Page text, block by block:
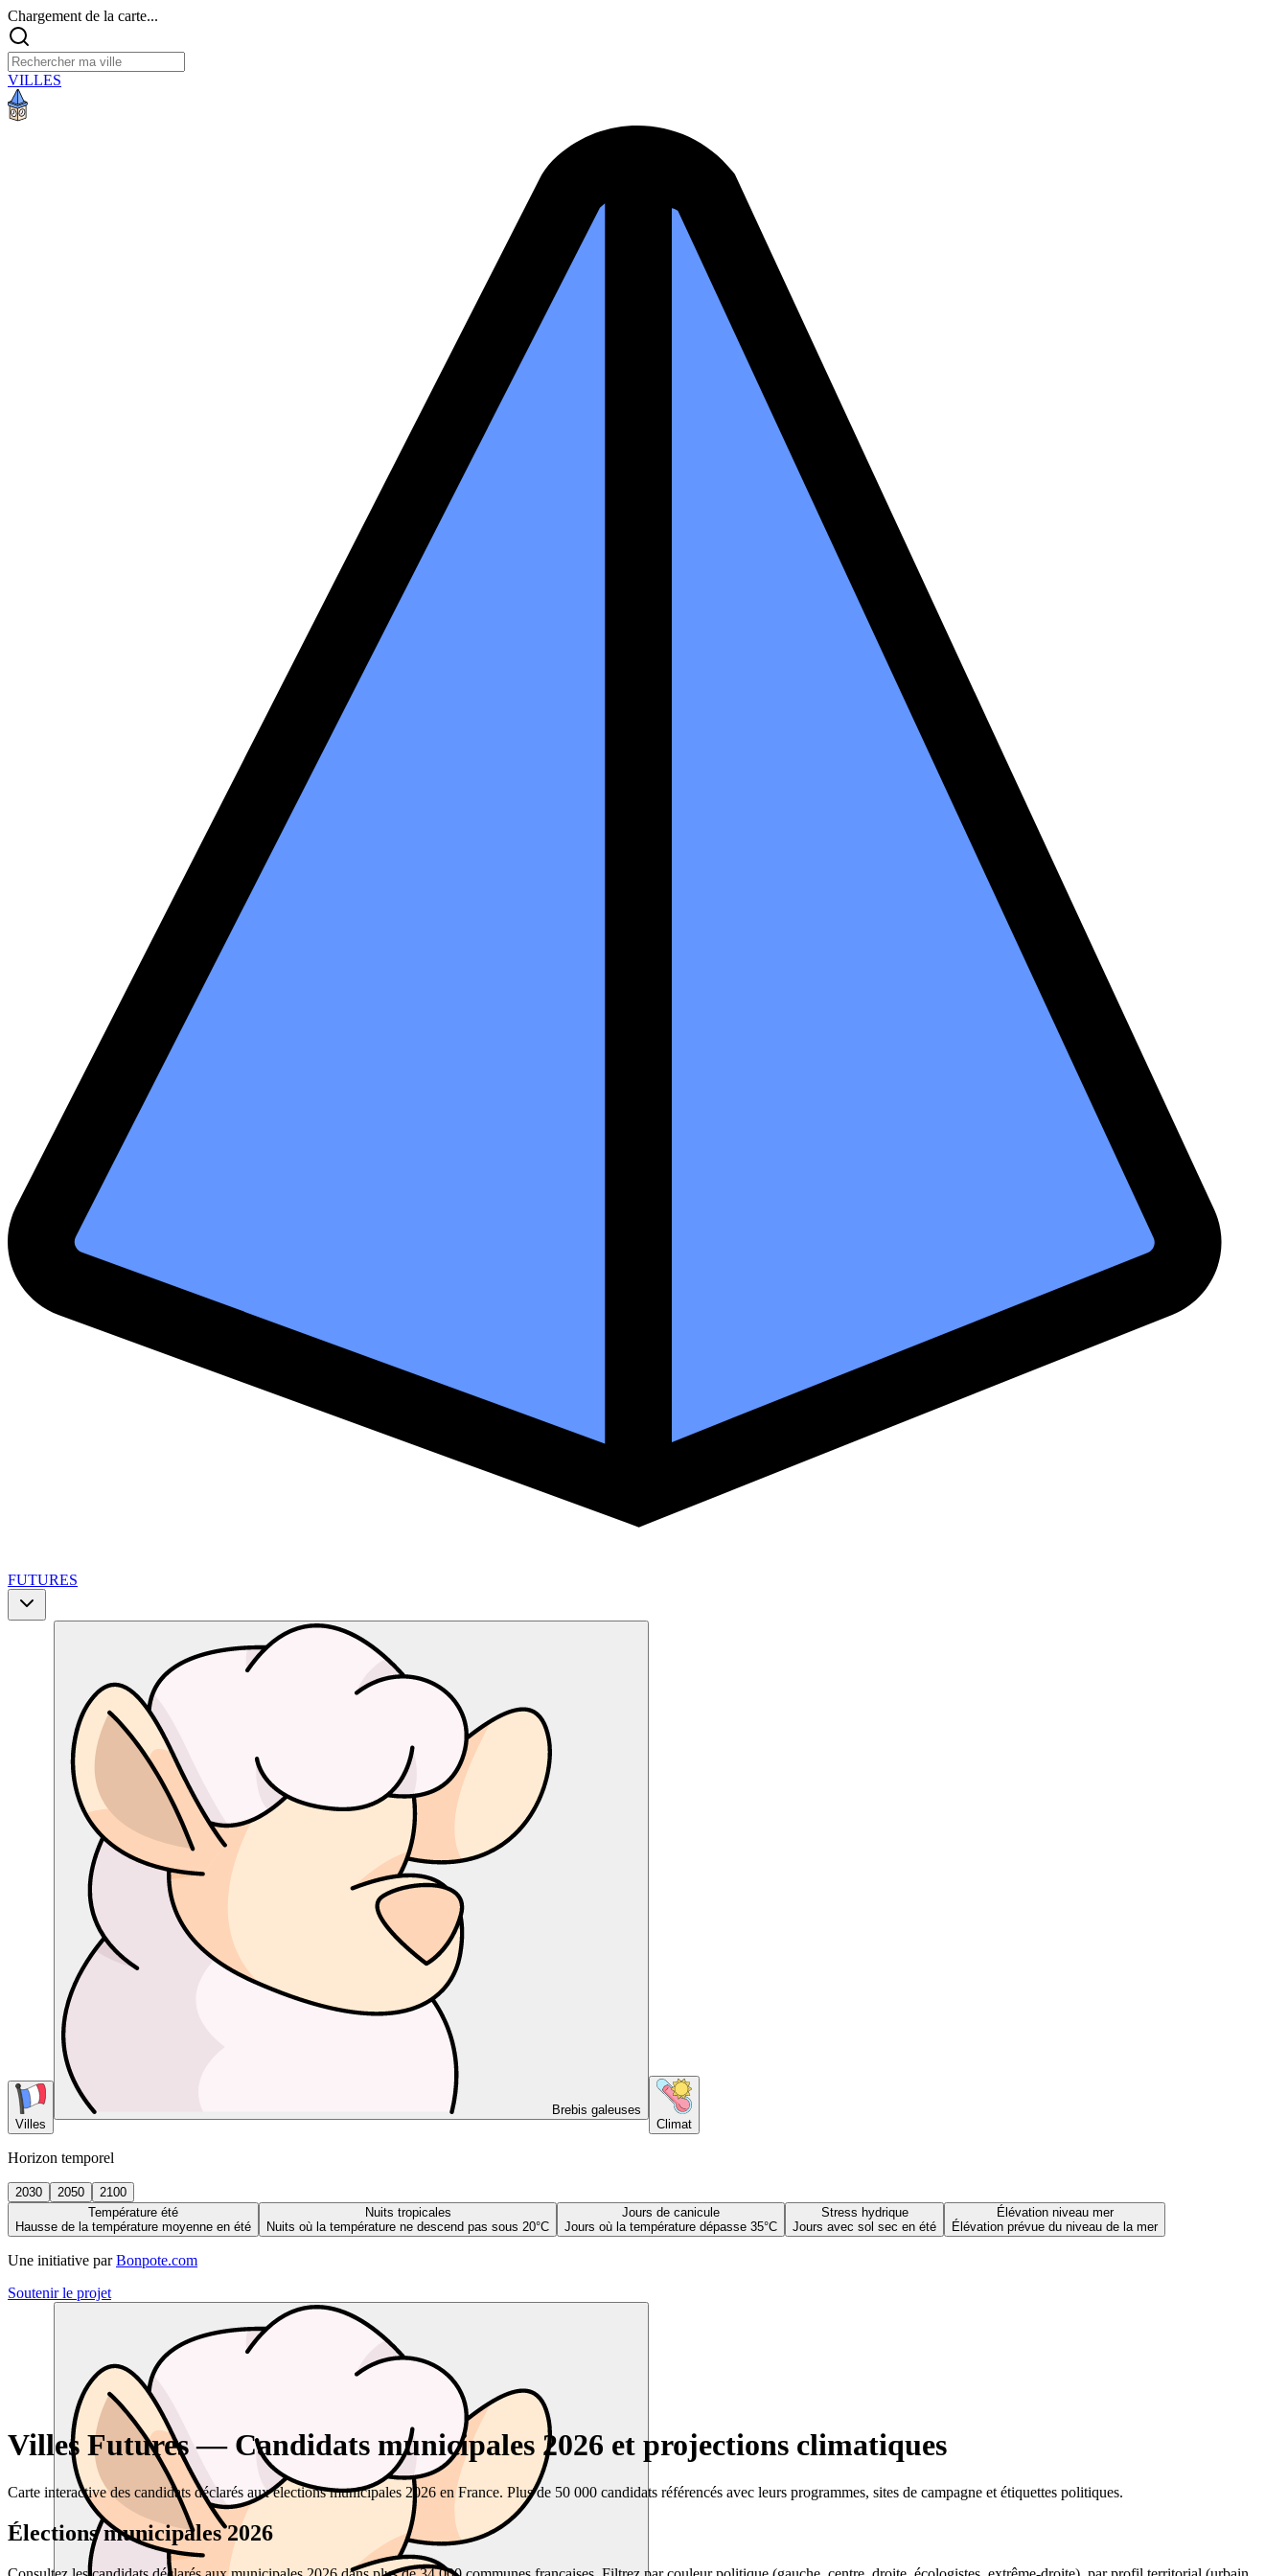
Chargement de la carte...
VILLES
FUTURES
Villes
Brebis galeuses
Climat
Horizon temporel
2030 2050
2100
Température été
Hausse de la température moyenne en été
Nuits tropicales
Nuits où la température ne descend pas sous 20°C
Jours de canicule
Jours où la température dépasse 35°C
Stress hydrique
Jours avec sol sec en été
Élévation niveau mer
Élévation prévue du niveau de la mer
Une initiative par Bonpote.com
Soutenir le projet
Villes Futures — Candidats municipales 2026 et projections climatiques
Carte interactive des candidats déclarés aux élections municipales 2026 en France. Plus de 50 000 candidats référencés avec leurs programmes, sites de campagne et étiquettes politiques.
Élections municipales 2026